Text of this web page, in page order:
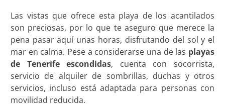
Las vistas que ofrece esta playa de los acantilados
son preciosas, por lo que te aseguro que merece la
pena pasar aquí unas horas, disfrutando del sol y el
mar en calma. Pese a considerarse una de las playas
de Tenerife escondidas, cuenta con socorrista,
servicio de alquiler de sombrillas, duchas y otros
servicios, incluso está adaptada para personas con
movilidad reducida.